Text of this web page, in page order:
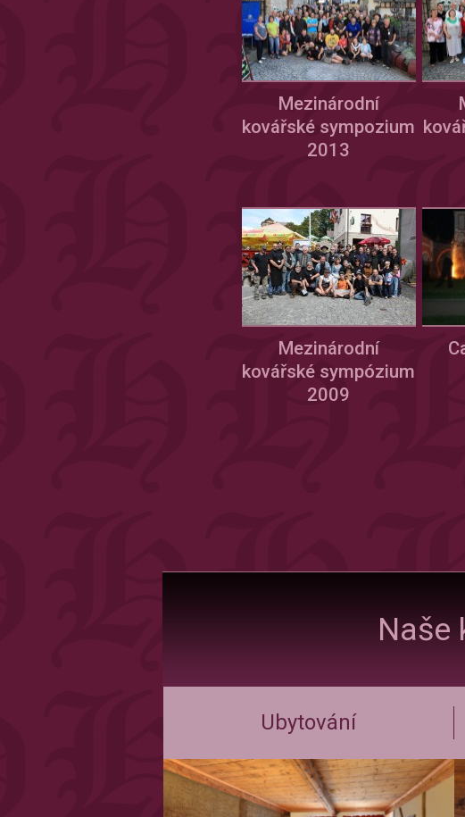
Mezinárodní
kovářské sympozium
2013
Mezinárodní
kovářské sympózium
2009
Naše
Ubytování